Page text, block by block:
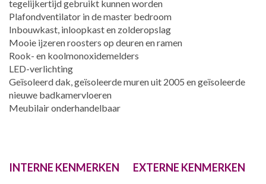
tegelijkertijd gebruikt kunnen worden
Plafondventilator in de master bedroom
Inbouwkast, inloopkast en zolderopslag
Mooie ijzeren roosters op deuren en ramen
Rook- en koolmonoxidemelders
LED-verlichting
Geïsoleerd dak, geïsoleerde muren uit 2005 en geïsoleerde
nieuwe badkamervloeren
Meubilair onderhandelbaar
INTERNE KENMERKEN EXTERNE KENMERKEN